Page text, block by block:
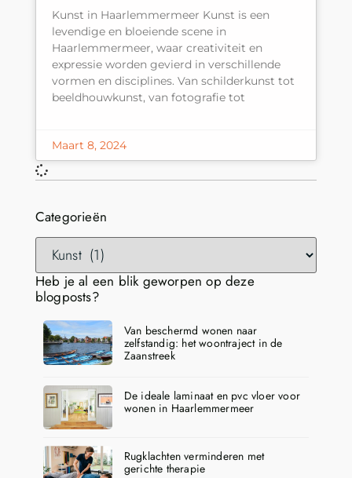
Categorieën
Heb je al een blik geworpen op deze
blogposts?
Van beschermd wonen naar
zelfstandig: het woontraject in de
Zaanstreek
De ideale laminaat en pvc vloer voor
wonen in Haarlemmermeer
Rugklachten verminderen met
gerichte therapie
Kunst in Haarlemmermeer Kunst is een
levendige en bloeiende scene in
Haarlemmermeer, waar creativiteit en
expressie worden gevierd in verschillende
vormen en disciplines. Van schilderkunst tot
beeldhouwkunst, van fotografie tot
Maart 8, 2024